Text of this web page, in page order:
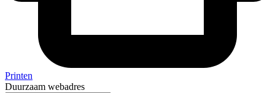
Printen
Duurzaam webadres